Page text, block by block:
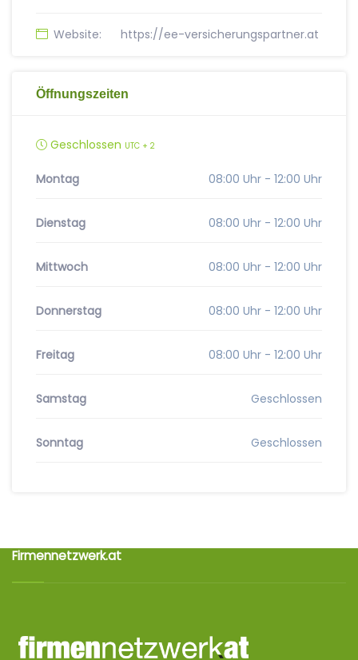
Website: https://ee-versicherungspartner.at
Öffnungszeiten
Geschlossen UTC + 2
Montag 08:00 Uhr - 12:00 Uhr
Dienstag 08:00 Uhr - 12:00 Uhr
Mittwoch 08:00 Uhr - 12:00 Uhr
Donnerstag 08:00 Uhr - 12:00 Uhr
Freitag 08:00 Uhr - 12:00 Uhr
Samstag Geschlossen
Sonntag Geschlossen
Firmennetzwerk.at